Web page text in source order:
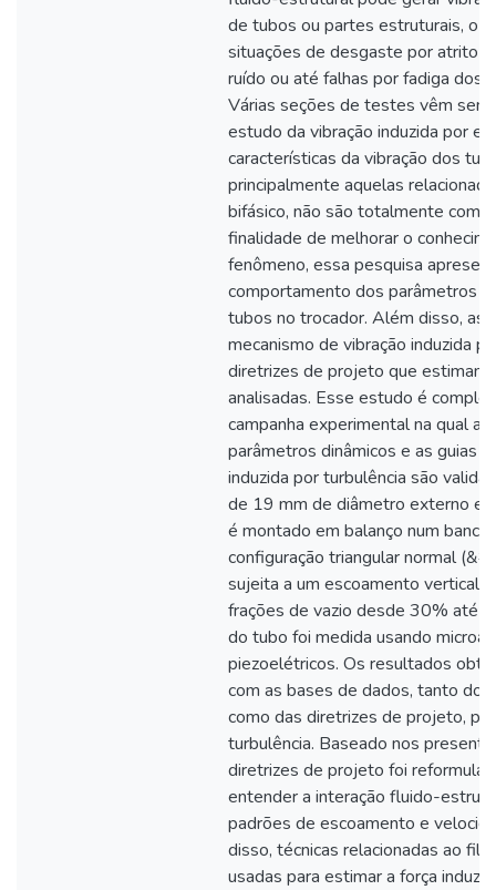
de tubos ou partes estruturais, o
situações de desgaste por atrito
ruído ou até falhas por fadiga dos
Várias seções de testes vêm
estudo da vibração induzida por
características da vibração dos
principalmente aquelas
bifásico, não são totalmente
finalidade de melhorar o
fenômeno, essa pesquisa
comportamento dos parâmetros
tubos no trocador. Além disso, as
mecanismo de vibração induzida
diretrizes de projeto que estimam
analisadas. Esse estudo é
campanha experimental na qual
parâmetros dinâmicos e as guias
induzida por turbulência são
de 19 mm de diâmetro externo e
é montado em balanço num
configuração triangular normal
sujeita a um escoamento vertical
frações de vazio desde 30% até
do tubo foi medida usando
piezoelétricos. Os resultados
com as bases de dados, tanto
como das diretrizes de projeto,
turbulência. Baseado nos
diretrizes de projeto foi
entender a interação fluido-
padrões de escoamento e
disso, técnicas relacionadas ao
usadas para estimar a força